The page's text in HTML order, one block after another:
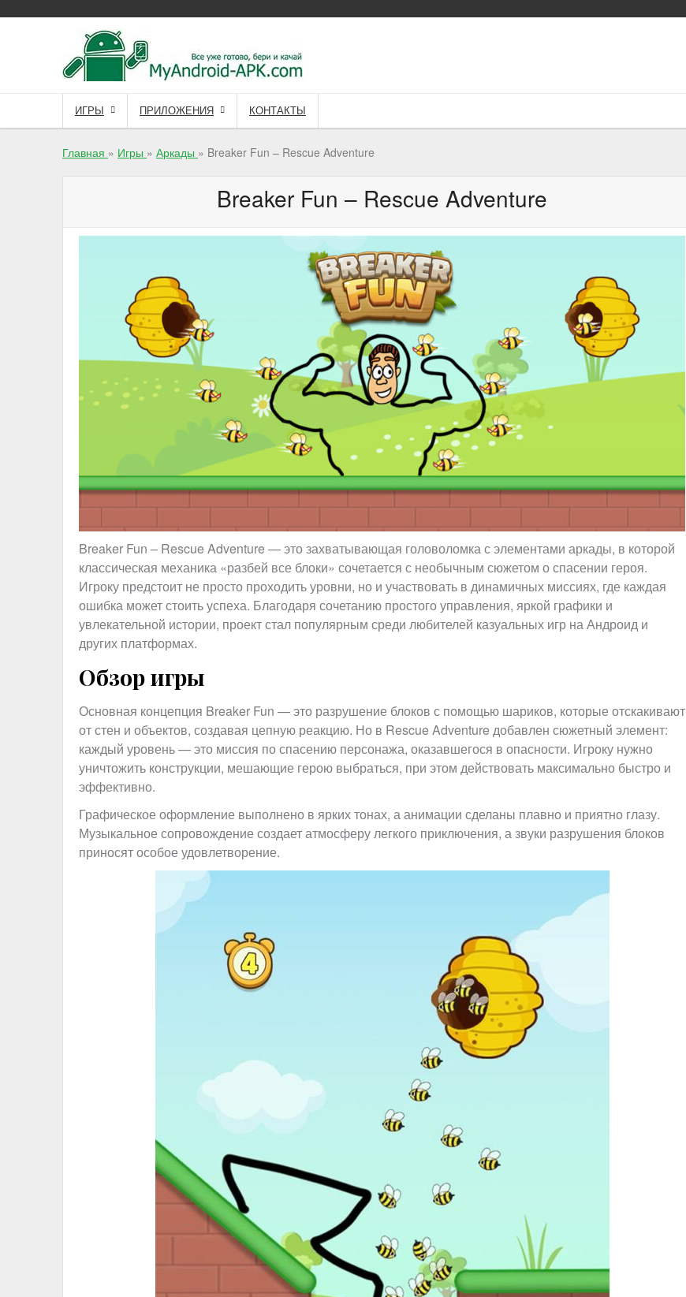
to
ИГРЫ ПРИЛОЖЕНИЯ КОНТАКТЫ
Главная » Игры » Аркады » Breaker Fun – Rescue Adventure
Breaker Fun – Rescue Adventure
Breaker Fun – Rescue Adventure — это захватывающая головоломка с элементами аркады, в которой
классическая механика «разбей все блоки» сочетается с необычным сюжетом о спасении героя.
Игроку предстоит не просто проходить уровни, но и участвовать в динамичных миссиях, где каждая
ошибка может стоить успеха. Благодаря сочетанию простого управления, яркой графики и
увлекательной истории, проект стал популярным среди любителей казуальных игр на Андроид и
других платформах.
Обзор игры
Основная концепция Breaker Fun — это разрушение блоков с помощью шариков, которые отскакивают
от стен и объектов, создавая цепную реакцию. Но в Rescue Adventure добавлен сюжетный элемент:
каждый уровень — это миссия по спасению персонажа, оказавшегося в опасности. Игроку нужно
уничтожить конструкции, мешающие герою выбраться, при этом действовать максимально быстро и
эффективно.
Графическое оформление выполнено в ярких тонах, а анимации сделаны плавно и приятно глазу.
Музыкальное сопровождение создает атмосферу легкого приключения, а звуки разрушения блоков
приносят особое удовлетворение.